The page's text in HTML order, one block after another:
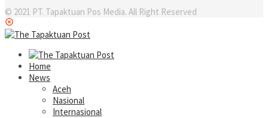
© 2021 PT. Tapaktuan Pos Media. All Right Reserved
Home
News
Aceh
Nasional
Internasional